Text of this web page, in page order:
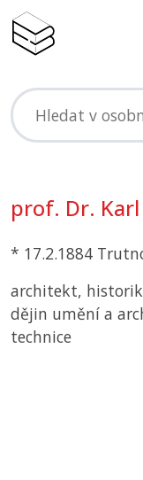
prof. Dr.
* 17.2.1884
architekt,
dějin umění a
technice